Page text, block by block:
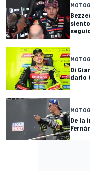
Di
darlo
De la